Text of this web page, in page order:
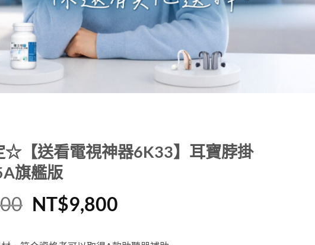
【送看電視神器6K33】耳寶脖掛
旗艦版
原
NT$9,800目